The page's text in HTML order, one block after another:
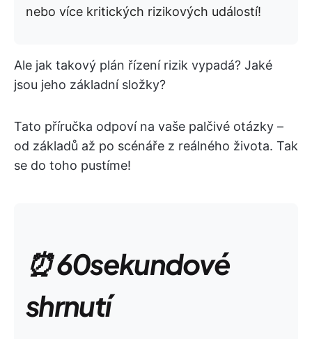
nebo více kritických rizikových událostí!
Ale jak takový plán řízení rizik vypadá? Jaké
jsou jeho základní složky?
Tato příručka odpoví na vaše palčivé otázky –
od základů až po scénáře z reálného života. Tak
se do toho pustíme!
⏰ 60sekundové
shrnutí